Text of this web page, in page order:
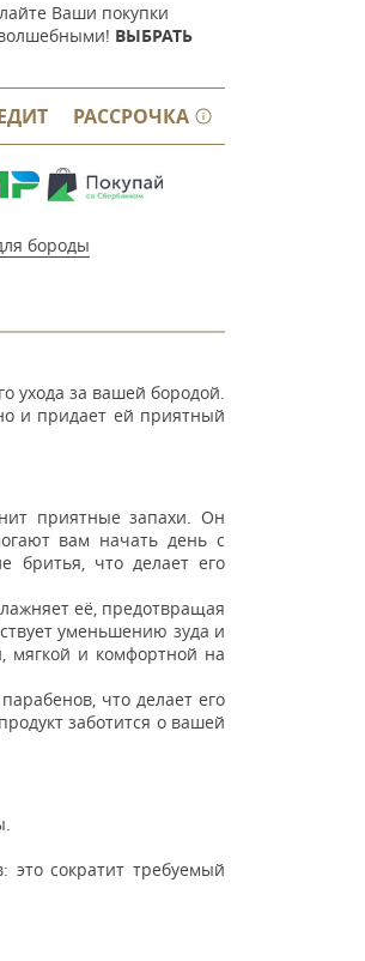
Ваши покупки
ВЫБРАТЬ
РАССРОЧКА
бороды
ухода за вашей бородой.
и придает ей приятный
приятные запахи. Он
вам начать день с
бритья, что делает его
её, предотвращая
уменьшению зуда и
мягкой и комфортной на
что делает его
заботится о вашей
это сократит требуемый